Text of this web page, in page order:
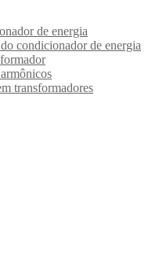
de energia
condicionador de energia
transformadores